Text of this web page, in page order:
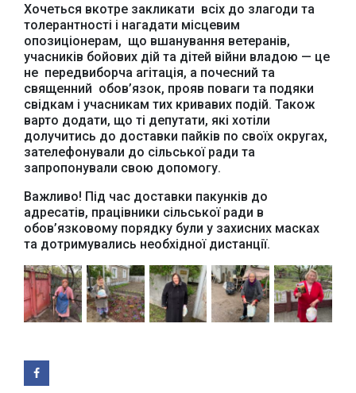
Хочеться вкотре закликати всіх до злагоди та
толерантності і нагадати місцевим
опозиціонерам, що вшанування ветеранів,
учасників бойових дій та дітей війни владою — це
не передвиборча агітація, а почесний та
священний обов’язок, прояв поваги та подяки
свідкам і учасникам тих кривавих подій. Також
варто додати, що ті депутати, які хотіли
долучитись до доставки пайків по своїх округах,
зателефонували до сільської ради та
запропонували свою допомогу.
Важливо! Під час доставки пакунків до
адресатів, працівники сільської ради в
обов’язковому порядку були у захисних масках
та дотримувались необхідної дистанції.
Офіційний веб-сайт
Бориспільської РДА
Офіційний веб-сайт
Бориспільської
районної ради